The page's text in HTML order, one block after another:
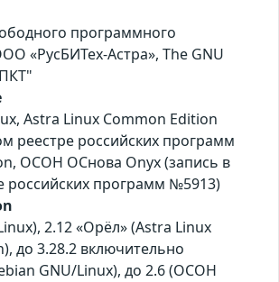
программного
«РусБИТех-Астра», The GNU
Astra Linux Common Edition
реестре российских программ
ОСОН ОСнова Оnyx (запись в
российских программ №5913)
2.12 «Орёл» (Astra Linux
до 3.28.2 включительно
GNU/Linux), до 2.6 (ОСОН